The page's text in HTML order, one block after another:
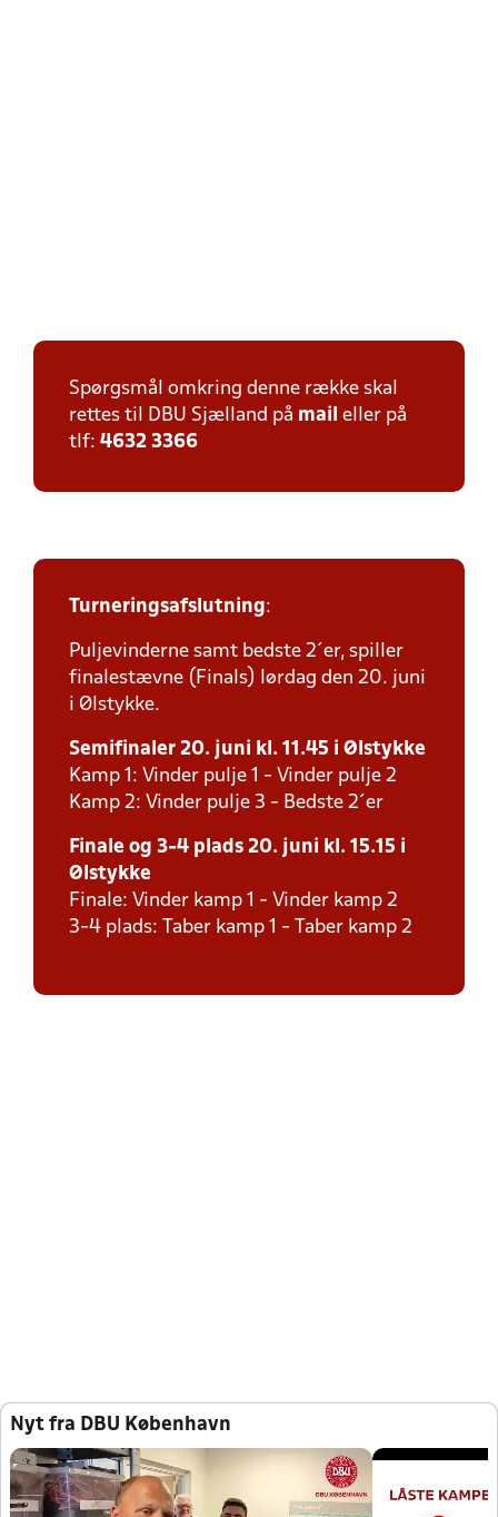
Spørgsmål omkring denne række skal
rettes til DBU Sjælland på mail eller på
tlf: 4632 3366
Turneringsafslutning:
Puljevinderne samt bedste 2´er, spiller
finalestævne (Finals) lørdag den 20. juni
i Ølstykke.
Semifinaler 20. juni kl. 11.45 i Ølstykke
Kamp 1: Vinder pulje 1 - Vinder pulje 2
Kamp 2: Vinder pulje 3 - Bedste 2´er
Finale og 3-4 plads 20. juni kl. 15.15 i
Ølstykke
Finale: Vinder kamp 1 - Vinder kamp 2
3-4 plads: Taber kamp 1 - Taber kamp 2
Nyt fra DBU København